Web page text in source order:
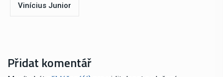
Vinícius Junior
Přidat komentář